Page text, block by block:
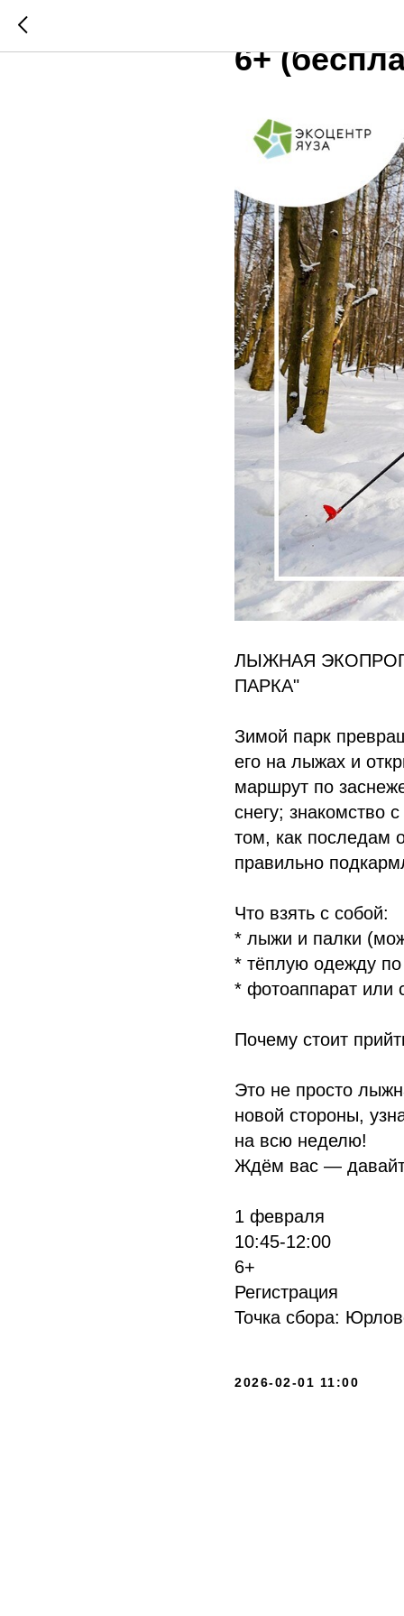
6+
ЛЫЖНАЯ
ПАРКА"
Зимой парк
его на лыжах и
маршрут по
снегу; знакомство
том, как последам
правильно
Что взять с собой:
* лыжи и палки
* тёплую одежду по
* фотоаппарат или
Почему стоит
Это не просто
новой стороны,
на всю неделю!
Ждём вас —
1 февраля
10:45-12:00
6+
Регистрация
Точка сбора:
2026-02-01 11:00